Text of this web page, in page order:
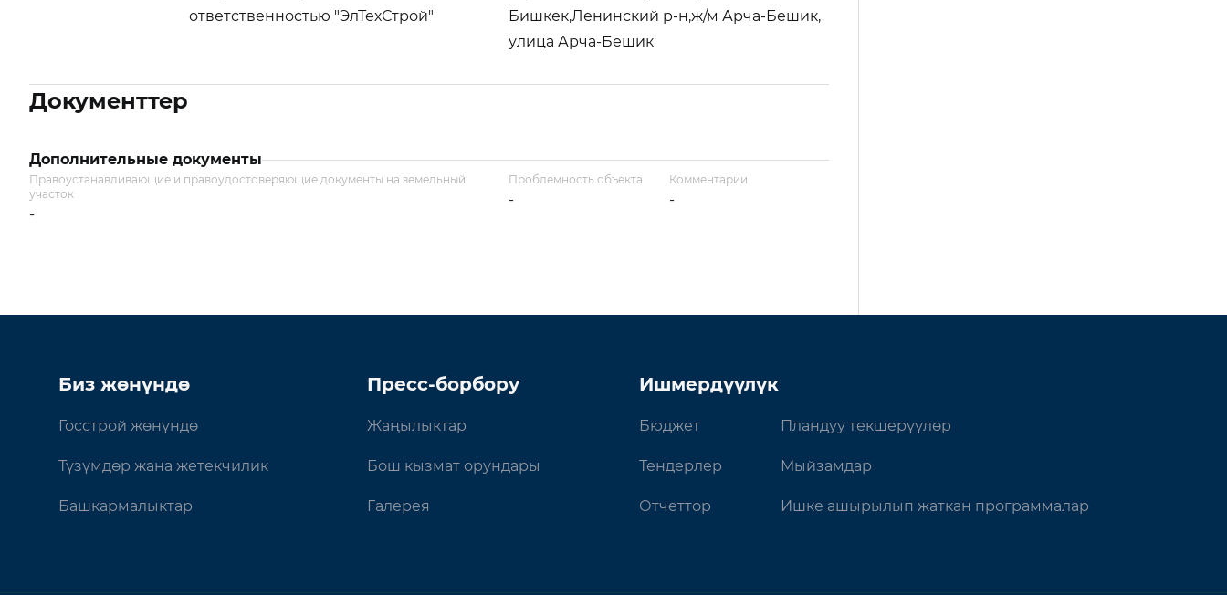
ответственностью "ЭлТехСтрой"
Бишкек,Ленинский р-н,ж/м Арча-Бешик,
улица Арча-Бешик
Документтер
Дополнительные документы
Правоустанавливающие и правоудостоверяющие документы на земельный
участок
-
Проблемность объекта
-
Комментарии
-
Биз жөнүндө
Госстрой жөнүндө
Түзүмдөр жана жетекчилик
Башкармалыктар
Пресс-борбору
Жаңылыктар
Бош кызмат орундары
Галерея
Ишмердүүлүк
Бюджет
Тендерлер
Отчеттор
Пландуу текшерүүлөр
Мыйзамдар
Ишке ашырылып жаткан программалар